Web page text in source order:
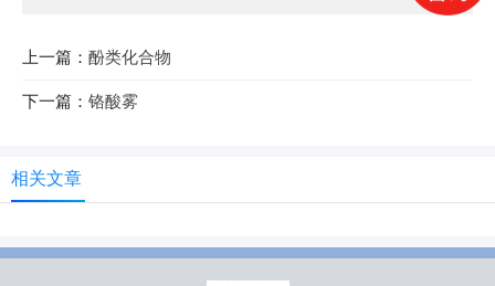
上一篇： 酚类化合物
下一篇： 铬酸雾
相关文章